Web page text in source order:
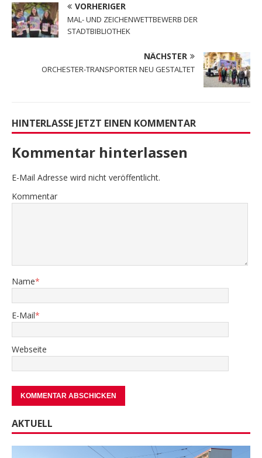
VORHERIGER
MAL- UND ZEICHENWETTBEWERB DER
STADTBIBLIOTHEK
NÄCHSTER
ORCHESTER-TRANSPORTER NEU GESTALTET
HINTERLASSE JETZT EINEN KOMMENTAR
Kommentar hinterlassen
E-Mail Adresse wird nicht veröffentlicht.
Kommentar
Name*
E-Mail*
Webseite
AKTUELL